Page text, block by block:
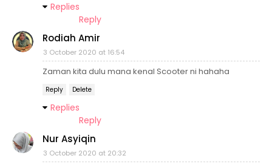
Replies
Reply
Rodiah Amir
3 October 2020 at 16:54
Zaman kita dulu mana kenal Scooter ni hahaha
Reply Delete
Replies
Reply
Nur Asyiqin
3 October 2020 at 20:32